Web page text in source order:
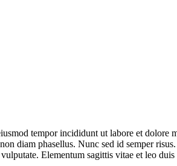
tempor incididunt ut labore et
diam phasellus. Nunc sed id semper
Elementum sagittis vitae et leo